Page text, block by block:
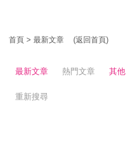
首頁 > 最新文章 (返回首頁)
最新文章 熱門文章 其他
重新搜尋